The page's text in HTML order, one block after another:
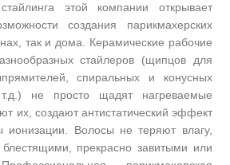
этой компании открывает
создания парикмахерских
так и дома. Керамические рабочие
стайлеров (щипцов для
спиральных и конусных
не просто щадят нагреваемые
их, создают антистатический эффект
Волосы не теряют влагу,
прекрасно завитыми или